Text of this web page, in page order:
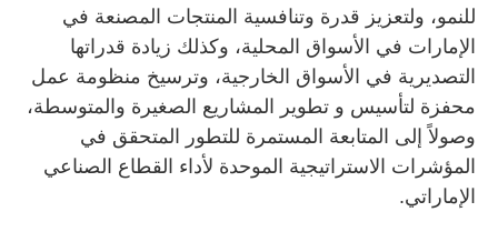
للنمو، ولتعزيز قدرة وتنافسية المنتجات المصنعة في
الإمارات في الأسواق المحلية، وكذلك زيادة قدراتها
التصديرية في الأسواق الخارجية، وترسيخ منظومة عمل
محفزة لتأسيس و تطوير المشاريع الصغيرة والمتوسطة،
وصولاً إلى المتابعة المستمرة للتطور المتحقق في
المؤشرات الاستراتيجية الموحدة لأداء القطاع الصناعي
الإماراتي.